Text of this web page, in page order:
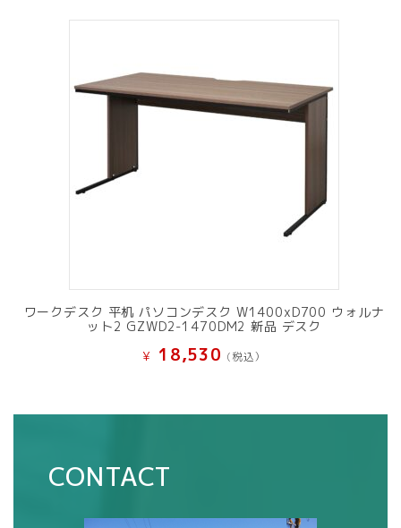
ワークデスク 平机 パソコンデスク W1400xD700 ウォルナ
ット2 GZWD2-1470DM2 新品 デスク
¥ 18,530 (税込）
CONTACT